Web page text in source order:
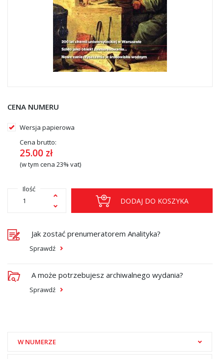
CENA NUMERU
Wersja papierowa
Cena brutto:
25.00 zł
(w tym cena 23% vat)
Ilość
DODAJ DO KOSZYKA
Jak zostać prenumeratorem Analityka?
Sprawdź
A może potrzebujesz archiwalnego wydania?
Sprawdź
W NUMERZE